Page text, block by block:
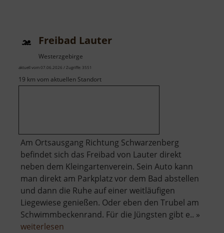
Freibad Lauter
Westerzgebirge
aktuell vom 07.06.2026 / Zugriffe: 3551
19 km vom aktuellen Standort
Am Ortsausgang Richtung Schwarzenberg
befindet sich das Freibad von Lauter direkt
neben dem Kleingartenverein. Sein Auto kann
man direkt am Parkplatz vor dem Bad abstellen
und dann die Ruhe auf einer weitläufigen
Liegewiese genießen. Oder eben den Trubel am
Schwimmbeckenrand. Für die Jüngsten gibt e.. »
weiterlesen